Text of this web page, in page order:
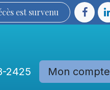
est sur​​​​​​​​ve​nu​​​​​​​​​​
2425 Mon compte